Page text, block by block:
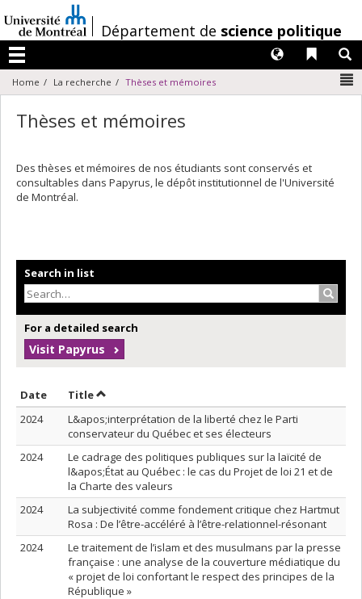
au
contenu
/Département de science politique
Menu
Liens
Langues
Home La recherche Thèses et mémoires
Thèses et mémoires
Des thèses et mémoires de nos étudiants sont conservés et
consultables dans Papyrus, le dépôt institutionnel de l'Université
de Montréal.
Search in list
For a detailed search
Visit Papyrus
Date Sort by date in ascending order
TitleSort by title in ascending order
2024
L&apos;interprétation de la liberté chez le Parti
conservateur du Québec et ses électeurs
2024
Le cadrage des politiques publiques sur la laïcité de
l&apos;État au Québec : le cas du Projet de loi 21 et de
la Charte des valeurs
2024
La subjectivité comme fondement critique chez Hartmut
Rosa : De l’être-accéléré à l’être-relationnel-résonant
2024
Le traitement de l’islam et des musulmans par la presse
française : une analyse de la couverture médiatique du
« projet de loi confortant le respect des principes de la
République »